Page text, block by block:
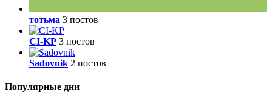
тотьма 3 постов
CI-KP 3 постов
Sadovnik 2 постов
Популярные дни